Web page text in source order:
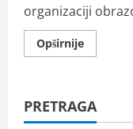
organizaciji
OpširnijeRead
more
nagrađen
i
na
PRETRAGA